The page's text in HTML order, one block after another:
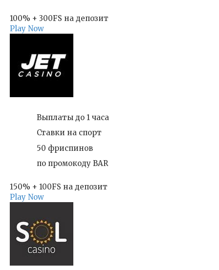
100% + 300FS на депозит
Play Now
Выплаты до 1 часа
Ставки на спорт
50 фриспинов
по промокоду BAR
150% + 100FS на депозит
Play Now